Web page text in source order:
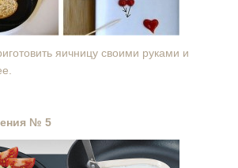
яичницу своими руками и
№ 5